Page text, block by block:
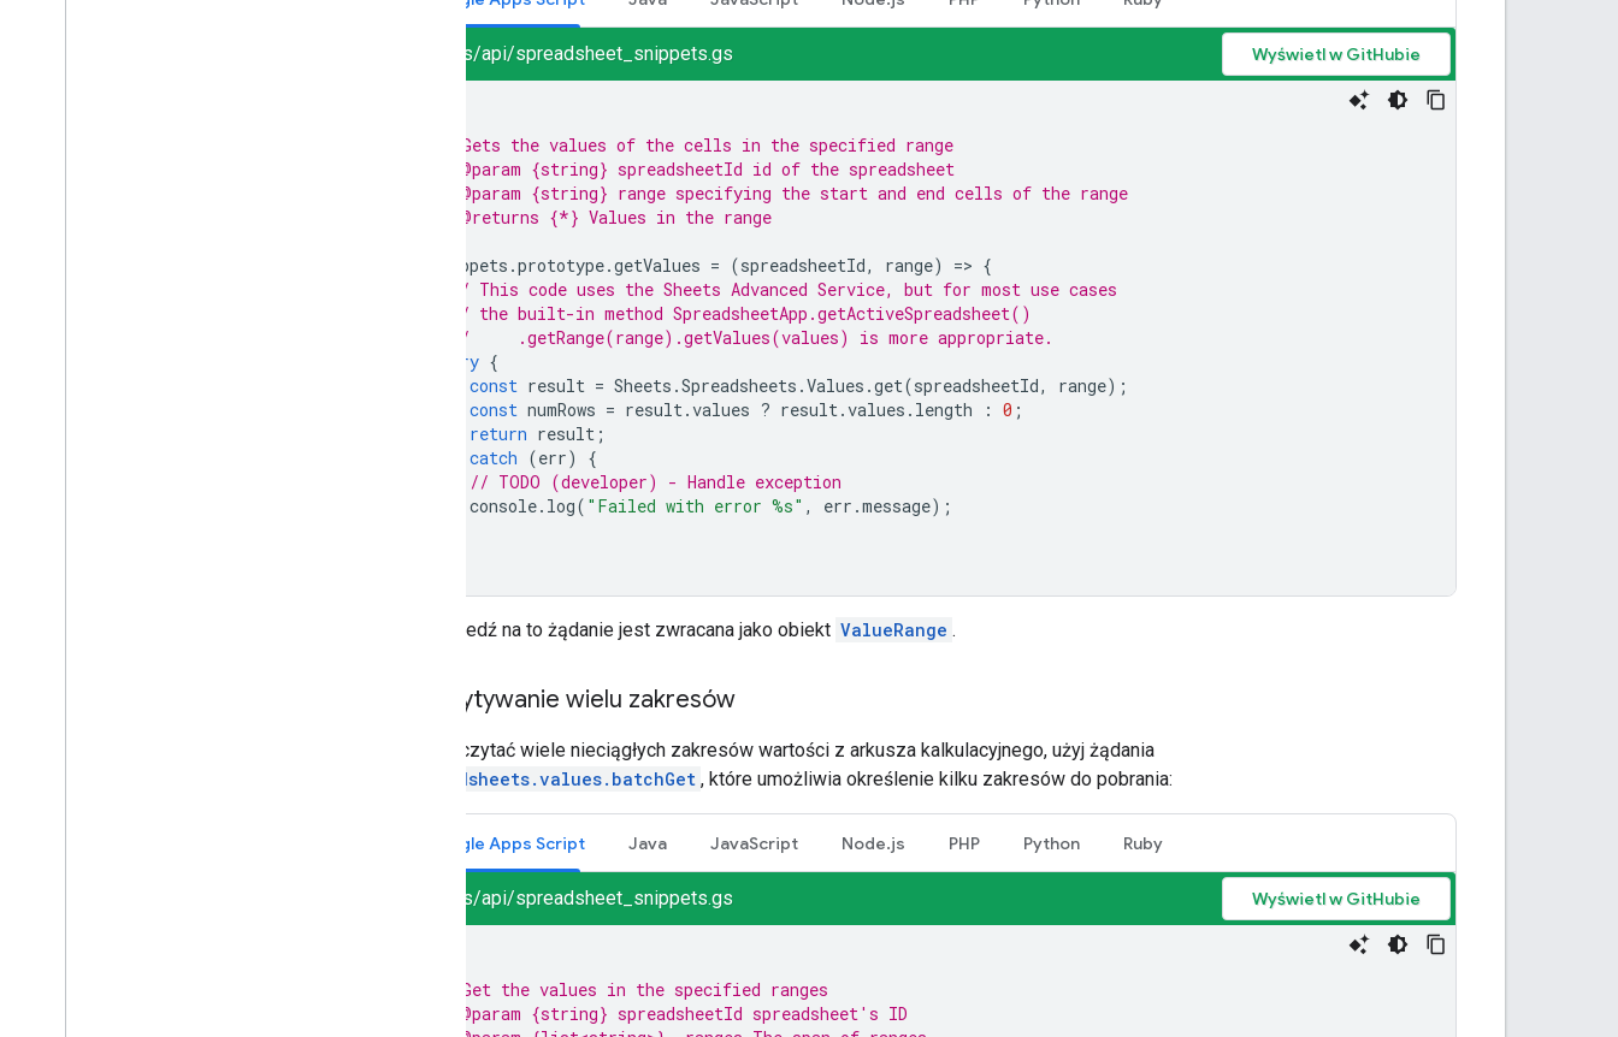
sheets/api/spreadsheet_snippets.gs Wyświetl w GitHubie
* Gets the values of the cells in the specified range
* @param {string} spreadsheetId id of the spreadsheet
* @param {string} range specifying the start and end cells of the range
* @returns {*} Values in the range
Snippets .prototype.getValues = (spreadsheetId, range) => {
// This code uses the Sheets Advanced Service, but for most use cases
// the built-in method SpreadsheetApp.getActiveSpreadsheet()
//     .getRange(range).getValues(values) is more appropriate.
try {
const result = Sheets .Spreadsheets .Values .get(spreadsheetId, range);
const numRows = result.values ? result.values . length : 0 ;
return result ;
catch (err)
{
// TODO (developer) - Handle exception
console. log( "Failed with error %s" , err .message);
Odpowiedź na to żądanie jest zwracana jako obiekt ValueRange .
Odczytywanie wielu zakresów
Aby odczytać wiele nieciągłych zakresów wartości z arkusza kalkulacyjnego, użyj żądania
spreadsheets.values.batchGet , które umożliwia określenie kilku zakresów do pobrania:
Google Apps Script Java JavaScript Node.js PHP Python Ruby
sheets/api/spreadsheet_snippets.gs Wyświetl w GitHubie
* Get the values in the specified ranges
* @param {string} spreadsheetId spreadsheet's ID